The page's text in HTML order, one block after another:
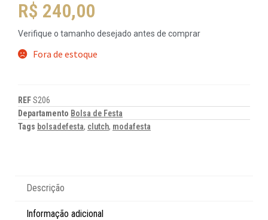
R$ 240,00
Verifique o tamanho desejado antes de comprar
Fora de estoque
REFS206
Departamento Bolsa de Festa
Tags bolsadefesta, clutch, modafesta
Descrição
Informação adicional